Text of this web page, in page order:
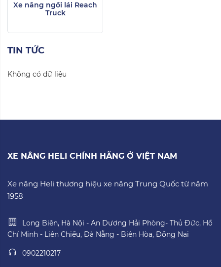
Xe nâng ngồi lái Reach
Truck
TIN TỨC
Không có dữ liệu
XE NÂNG HELI CHÍNH HÃNG Ở VIỆT NAM
Xe nâng Heli thương hiệu xe nâng Trung Quốc từ năm
1958
Long Biên, Hà Nội - An Dương Hải Phòng- Thủ Đức, Hồ
Chí Minh - Liên Chiểu, Đà Nẵng - Biên Hòa, Đồng Nai
0902210217